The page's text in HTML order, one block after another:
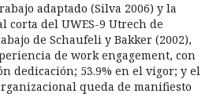
adaptado (Silva 2006) y la
del UWES-9 Utrech de
de Schaufeli y Bakker (2002),
de work engagement, con
dedicación; 53.9% en el vigor; y el
queda de manifiesto